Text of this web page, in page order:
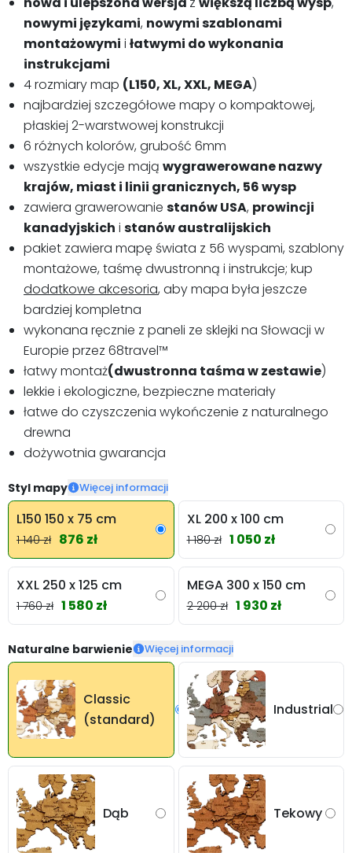
nowymi językami, nowymi szablonami
montażowymi i łatwymi do wykonania
instrukcjami
4 rozmiary map (L150, XL, XXL, MEGA)
najbardziej szczegółowe mapy o kompaktowej,
płaskiej 2-warstwowej konstrukcji
6 różnych kolorów, grubość 6mm
wszystkie edycje mają wygrawerowane nazwy
krajów, miast i linii granicznych, 56 wysp
zawiera grawerowanie stanów USA, prowincji
kanadyjskich i stanów australijskich
pakiet zawiera mapę świata z 56 wyspami, szablony
montażowe, taśmę dwustronną i instrukcje; kup
dodatkowe akcesoria, aby mapa była jeszcze
bardziej kompletna
wykonana ręcznie z paneli ze sklejki na Słowacji w
Europie przez 68travel™️
łatwy montaż(dwustronna taśma w zestawie)
lekkie i ekologiczne, bezpieczne materiały
łatwe do czyszczenia wykończenie z naturalnego
drewna
dożywotnia gwarancja
Styl mapy Więcej informacji
L150 150 x 75 cm
1 140 zł 876 zł
XL 200 x 100 cm
1 180 zł 1 050 zł
XXL 250 x 125 cm
1 760 zł 1 580 zł
MEGA 300 x 150 cm
2 200 zł 1 930 zł
Naturalne barwienie Więcej informacji
Classic
(standard)
Industrial
Dąb Tekowy